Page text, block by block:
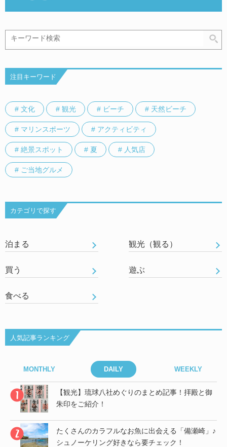
注目キーワード
# 文化 # 観光 # ビーチ # 天然ビーチ
# マリンスポーツ # アクティビティ
# 絶景スポット # 夏 # 人気店
# ご当地グルメ
カテゴリで探す
泊まる 観光（観る）
買う 遊ぶ
食べる
人気記事ランキング
MONTHLY DAILY WEEKLY
【観光】琉球八社めぐりのまとめ記事！拝殿と御
朱印をご紹介！
たくさんのカラフルなお魚に出会える「備瀬崎」♪
シュノーケリング好きなら要チェック！